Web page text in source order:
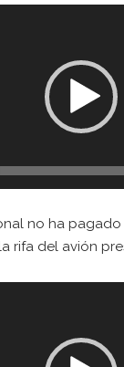
no ha
rifa del avión